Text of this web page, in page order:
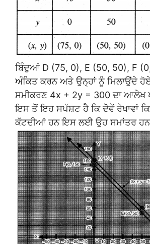
ਬਿੰਦੁਆਂ D (75, 0), E (50, 50), F (0,
ਅੰਕਿਤ ਕਰਨ ਅਤੇ ਉਨ੍ਹਾਂ ਨੂੰ ਮਿਲਾਉਂਦੇ ਹੋਏ
ਸਮੀਕਰਣ 4x + 2y = 300 ਦਾ ਆਲੇਖ
ਇਸ ਤੋਂ ਇਹ ਸਪੱਸ਼ਟ ਹੈ ਕਿ ਦੋਵੇਂ ਰੇਖਾਵਾਂ
ਕੱਟਦੀਆਂ ਹਨ ਇਸ ਲਈ ਉਹ ਸਮਾਂਤਰ ਹਨ